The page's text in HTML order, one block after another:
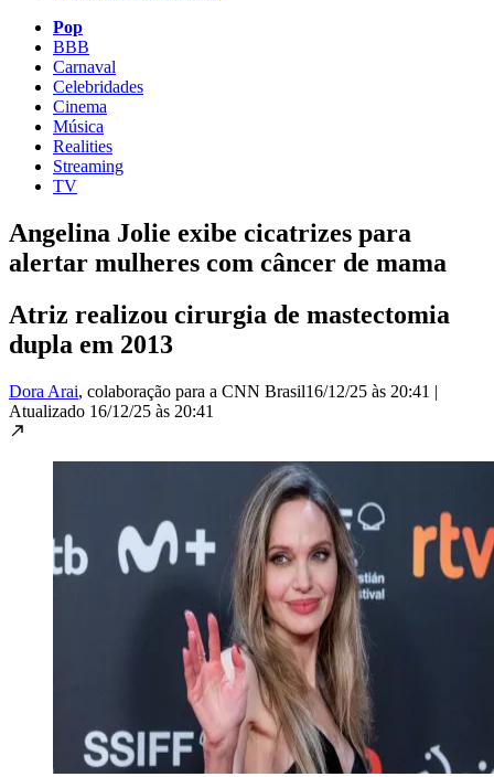
Pop
BBB
Carnaval
Celebridades
Cinema
Música
Realities
Streaming
TV
Angelina Jolie exibe cicatrizes para
alertar mulheres com câncer de mama
Atriz realizou cirurgia de mastectomia
dupla em 2013
Dora Arai, colaboração para a CNN Brasil16/12/25 às 20:41 |
Atualizado 16/12/25 às 20:41